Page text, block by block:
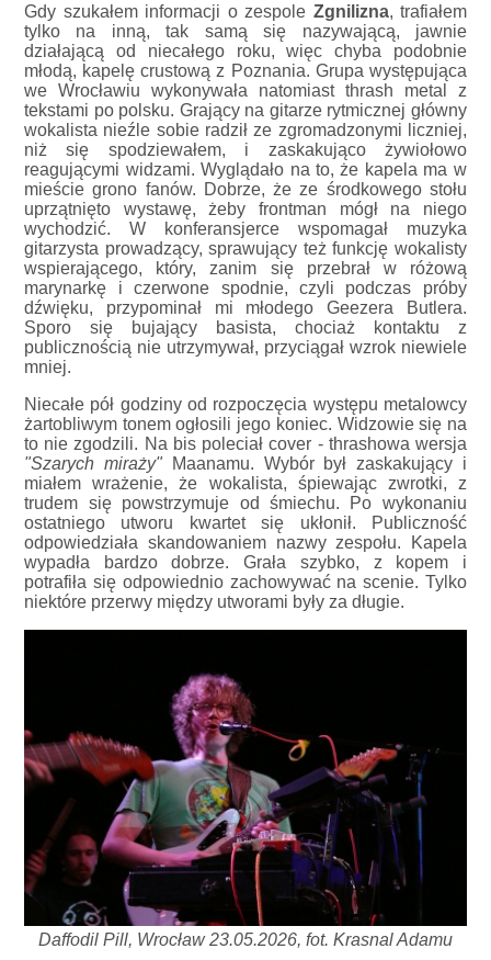
Gdy szukałem informacji o zespole Zgnilizna, trafiałem
tylko na inną, tak samą się nazywającą, jawnie
działającą od niecałego roku, więc chyba podobnie
młodą, kapelę crustową z Poznania. Grupa występująca
we Wrocławiu wykonywała natomiast thrash metal z
tekstami po polsku. Grający na gitarze rytmicznej główny
wokalista nieźle sobie radził ze zgromadzonymi liczniej,
niż się spodziewałem, i zaskakująco żywiołowo
reagującymi widzami. Wyglądało na to, że kapela ma w
mieście grono fanów. Dobrze, że ze środkowego stołu
uprzątnięto wystawę, żeby frontman mógł na niego
wychodzić. W konferansjerce wspomagał muzyka
gitarzysta prowadzący, sprawujący też funkcję wokalisty
wspierającego, który, zanim się przebrał w różową
marynarkę i czerwone spodnie, czyli podczas próby
dźwięku, przypominał mi młodego Geezera Butlera.
Sporo się bujający basista, chociaż kontaktu z
publicznością nie utrzymywał, przyciągał wzrok niewiele
mniej.
Niecałe pół godziny od rozpoczęcia występu metalowcy
żartobliwym tonem ogłosili jego koniec. Widzowie się na
to nie zgodzili. Na bis poleciał cover - thrashowa wersja
"Szarych miraży"Maanamu. Wybór był zaskakujący i
miałem wrażenie, że wokalista, śpiewając zwrotki, z
trudem się powstrzymuje od śmiechu. Po wykonaniu
ostatniego utworu kwartet się ukłonił. Publiczność
odpowiedziała skandowaniem nazwy zespołu. Kapela
wypadła bardzo dobrze. Grała szybko, z kopem i
potrafiła się odpowiednio zachowywać na scenie. Tylko
niektóre przerwy między utworami były za długie.
Daffodil Pill, Wrocław 23.05.2026, fot. Krasnal Adamu